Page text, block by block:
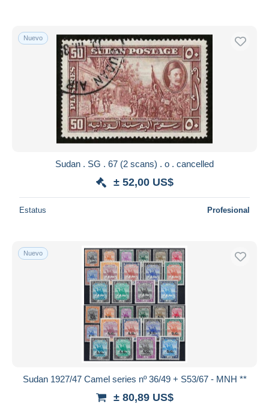
Nuevo
Sudan . SG . 67 (2 scans) . o . cancelled
± 52,00 US$
Estatus Profesional
Nuevo
Sudan 1927/47 Camel series nº 36/49 + S53/67 - MNH **
± 80,89 US$